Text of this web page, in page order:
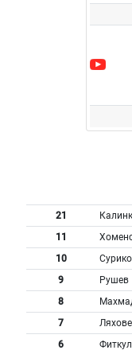
21
11
10
9
Рушев
8
7
6